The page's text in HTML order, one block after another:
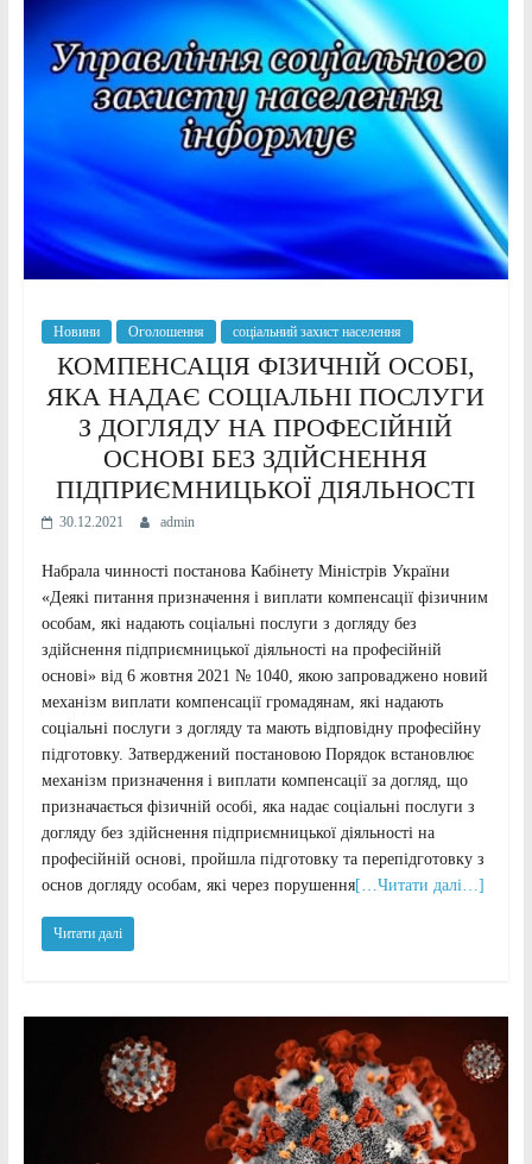
Новини Оголошення соціальний захист населення
КОМПЕНСАЦІЯ ФІЗИЧНІЙ ОСОБІ,
ЯКА НАДАЄ СОЦІАЛЬНІ ПОСЛУГИ
З ДОГЛЯДУ НА ПРОФЕСІЙНІЙ
ОСНОВІ БЕЗ ЗДІЙСНЕННЯ
ПІДПРИЄМНИЦЬКОЇ ДІЯЛЬНОСТІ
30.12.2021 admin
Набрала чинності постанова Кабінету Міністрів України
«Деякі питання призначення і виплати компенсації фізичним
особам, які надають соціальні послуги з догляду без
здійснення підприємницької діяльності на професійній
основі» від 6 жовтня 2021 № 1040, якою запроваджено новий
механізм виплати компенсації громадянам, які надають
соціальні послуги з догляду та мають відповідну професійну
підготовку. Затверджений постановою Порядок встановлює
механізм призначення і виплати компенсації за догляд, що
призначається фізичній особі, яка надає соціальні послуги з
догляду без здійснення підприємницької діяльності на
професійній основі, пройшла підготовку та перепідготовку з
основ догляду особам, які через порушення[…Читати далі…]
Читати далі